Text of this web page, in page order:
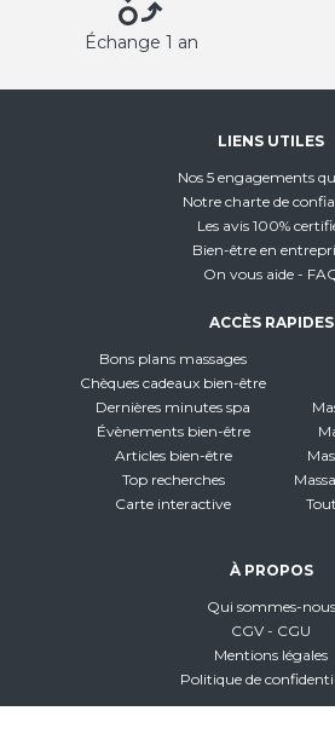
Échange 1 an
LIENS UTILES
Nos 5 engagements
Notre charte de
Les avis 100%
Bien-être en
On vous aide -
ACCÈS RAPIDES
Bons plans massages
Chèques cadeaux bien-être
Dernières minutes spa
Évènements bien-être
Articles bien-être
Top recherches
Carte interactive
À PROPOS
Qui sommes-nous
CGV - CGU
Mentions légales
Politique de